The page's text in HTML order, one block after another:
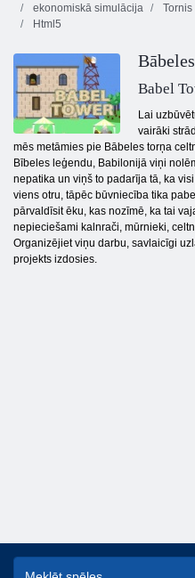
ekonomiskā simulācija
Tornis
Html5
Babel
Lai
vairāki
mēs metāmies pie Bābeles torņa
Bībeles leģendu, Babilonijā viņi
nepatika un viņš to padarīja tā, ka
viens otru, tāpēc būvniecība tika
pārvaldīsit ēku, kas nozīmē, ka tai
nepieciešami kalnrači, mūrnieki,
Organizējiet viņu darbu, savlaicīgi
projekts izdosies.